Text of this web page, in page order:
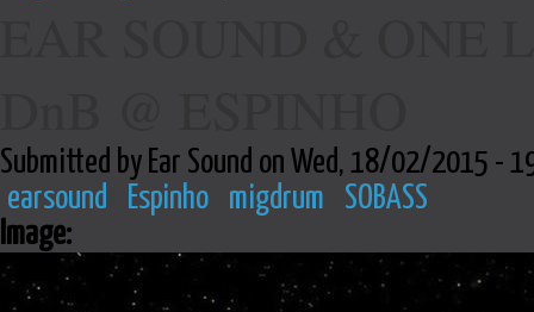
Submitted by Ear Sound on Wed, 18/02/2015 -
earsound
Espinho migdrum
SOBASS
Image: